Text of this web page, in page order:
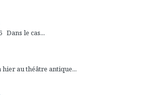
Dans le cas...
au théâtre antique...